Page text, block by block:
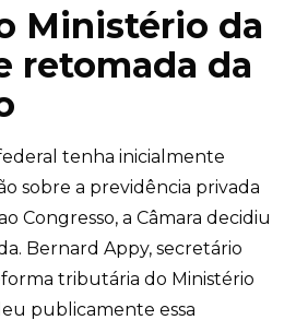
Ministério da
retomada da
tenha inicialmente
sobre a previdência privada
Congresso, a Câmara decidiu
Bernard Appy, secretário
tributária do Ministério
publicamente essa